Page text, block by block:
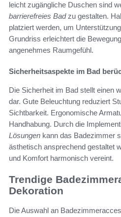
leicht zugängliche Duschen sind
barrierefreies Badzu gestalten.
platziert werden, um
Grundriss erleichtert die
angenehmes Raumgefühl.
Sicherheitsaspekte im Bad
Die Sicherheit im Bad stellt einen
dar. Gute Beleuchtung reduziert
Sichtbarkeit. Ergonomische
Handhabung. Durch die
Lösungen kann das Badezimmer
ästhetisch ansprechend gestaltet
und Komfort harmonisch vereint.
Trendige
Dekoration
Die Auswahl an